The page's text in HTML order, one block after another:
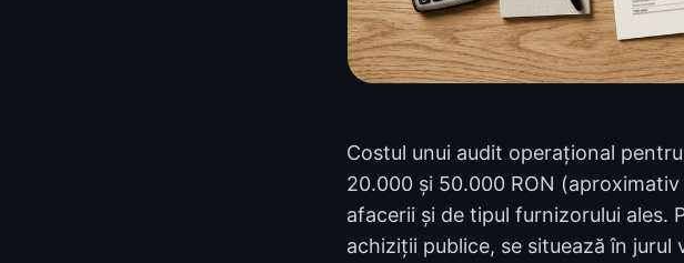
Costul unui audit operațional
20.000 și 50.000 RON
afacerii și de tipul furnizorului ales.
achiziții publice, se situează în jurul